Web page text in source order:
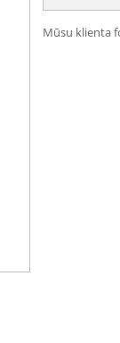
Mūsu klienta